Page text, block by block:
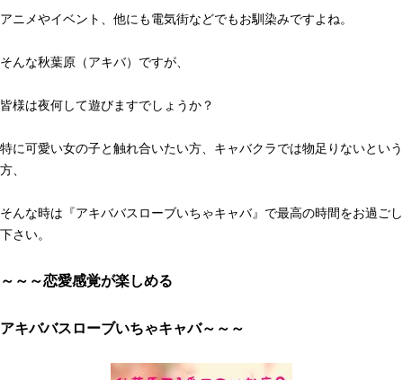
アニメやイベント、他にも電気街などでもお馴染みですよね。
そんな秋葉原（アキバ）ですが、
皆様は夜何して遊びますでしょうか？
特に可愛い女の子と触れ合いたい方、キャバクラでは物足りないという
方、
そんな時は『アキババスローブいちゃキャバ』で最高の時間をお過ごし
下さい。
～～～恋愛感覚が楽しめる
アキババスローブいちゃキャバ～～～